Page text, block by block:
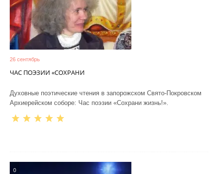
26 сентябрь
ЧАС ПОЭЗИИ «СОХРАНИ
Духовные поэтические чтения в запорожском Свято-Покровском
Архиерейском соборе: Час поэзии «Сохрани жизнь!».
0